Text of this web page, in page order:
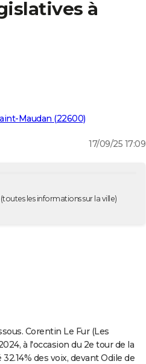
à
Maudan (22600)
17/09/25 17:09
les informations sur la ville)
Corentin Le Fur (Les
à l'occasion du 2e tour de la
des voix, devant Odile de